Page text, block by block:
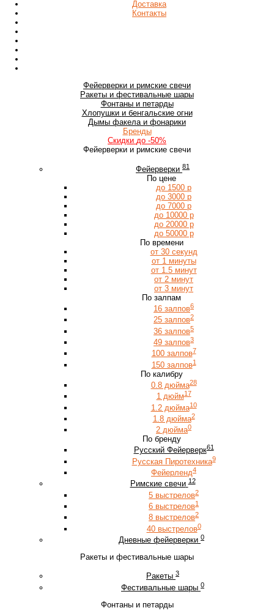
Доставка
Контакты
Фейерверки и римские свечи
Ракеты и фестивальные шары
Фонтаны и петарды
Хлопушки и бенгальские огни
Дымы факела и фонарики
Бренды
Скидки до -50%
Фейерверки и римские свечи
Фейерверки 81
По цене
до 1500 р
до 3000 р
до 7000 р
до 10000 р
до 20000 р
до 50000 р
По времени
от 30 секунд
от 1 минуты
от 1.5 минут
от 2 минут
от 3 минут
По залпам
16 залпов6
25 залпов2
36 залпов5
49 залпов3
100 залпов7
150 залпов1
По калибру
0.8 дюйма28
1 дюйм17
1.2 дюйма10
1.8 дюйма2
2 дюйма0
По бренду
Русский Фейерверк61
Русская Пиротехника9
Фейерленд4
Римские свечи 12
5 выстрелов2
6 выстрелов1
8 выстрелов2
40 выстрелов0
Дневные фейерверки 0
Ракеты и фестивальные шары
Ракеты 3
Фестивальные шары 0
Фонтаны и петарды